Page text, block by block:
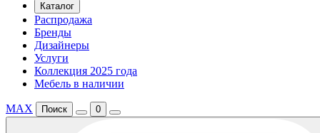
Каталог
Распродажа
Бренды
Дизайнеры
Услуги
Коллекция 2025 года
Мебель в наличии
MAX Поиск 0